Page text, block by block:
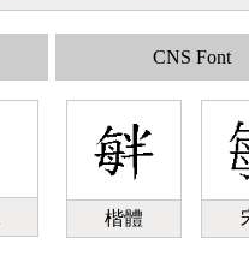
CNS Font
楷體